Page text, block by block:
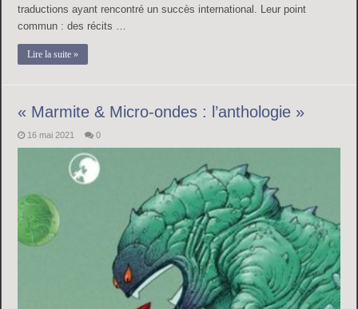
traductions ayant rencontré un succès international. Leur point
commun : des récits …
Lire la suite »
« Marmite & Micro-ondes : l’anthologie »
16 mai 2021 0